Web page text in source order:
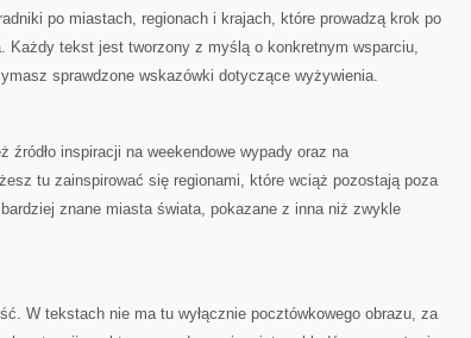
po miastach, regionach i krajach, które prowadzą krok po
Każdy tekst jest tworzony z myślą o konkretnym wsparciu,
sprawdzone wskazówki dotyczące wyżywienia.
źródło inspiracji na weekendowe wypady oraz na
tu zainspirować się regionami, które wciąż pozostają poza
znane miasta świata, pokazane z inna niż zwykle
W tekstach nie ma tu wyłącznie pocztówkowego obrazu, za